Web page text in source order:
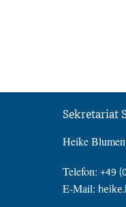
Sekretariat
Heike
Telefon:+49
E-Mail: